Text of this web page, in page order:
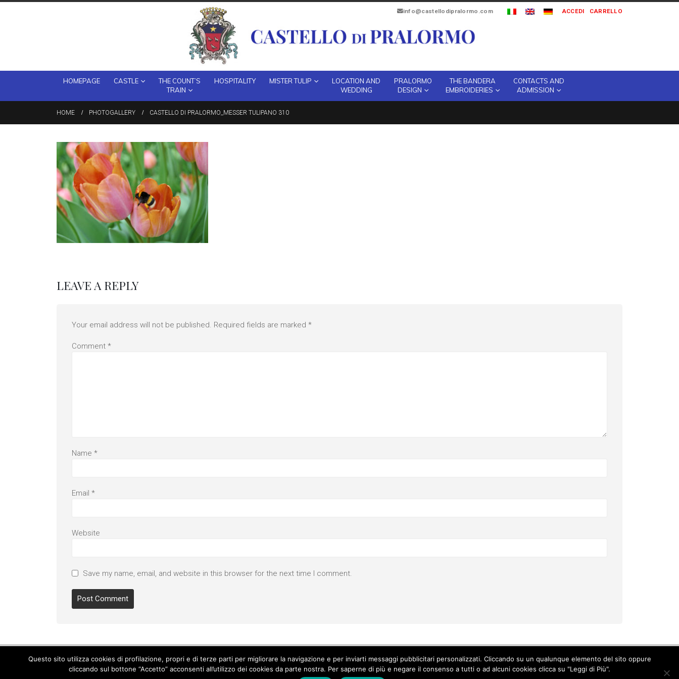
info@castellodipralormo.com ACCEDI CARRELLO
HOMEPAGE CASTLE
THE COUNT’S
TRAIN
HOSPITALITY MISTER TULIP
LOCATION AND
WEDDING
PRALORMO
DESIGN
THE BANDERA
EMBROIDERIES
CONTACTS AND
ADMISSION
HOME PHOTOGALLERY CASTELLO DI PRALORMO_MESSER TULIPANO 310
LEAVE A REPLY
Your email address will not be published. Required fields are marked *
Comment *
Name *
Email *
Website
Save my name, email, and website in this browser for the next time I comment.
Cookie Policy-Privacy Policy
Questo sito utilizza cookies di profilazione, propri e di terze parti per migliorare la navigazione e per inviarti messaggi pubblicitari personalizzati. Cliccando su un qualunque elemento del sito oppure
cliccando sul bottone “Accetto” acconsenti all’utilizzo dei cookies da parte nostra. Per saperne di più e negare il consenso a tutti o ad alcuni cookies clicca su "Leggi di Più".